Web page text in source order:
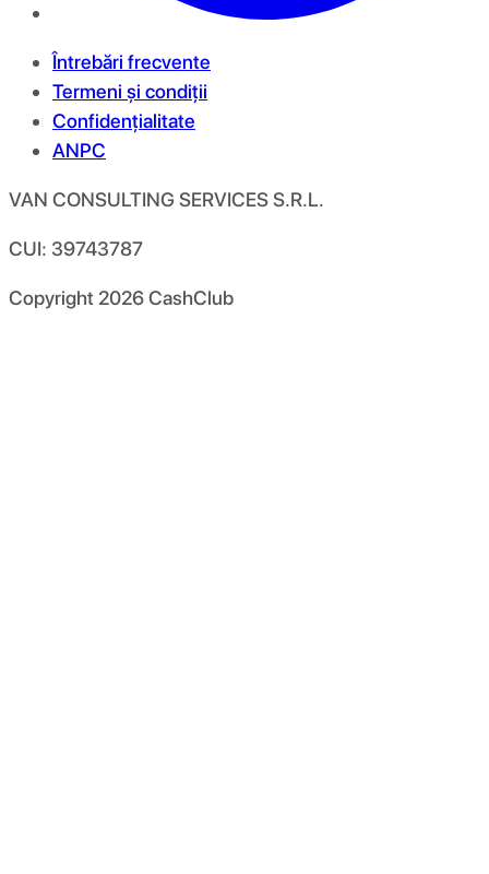
Întrebări frecvente
Termeni și condiții
Confidențialitate
ANPC
VAN CONSULTING SERVICES S.R.L.
CUI: 39743787
Copyright 2026CashClub